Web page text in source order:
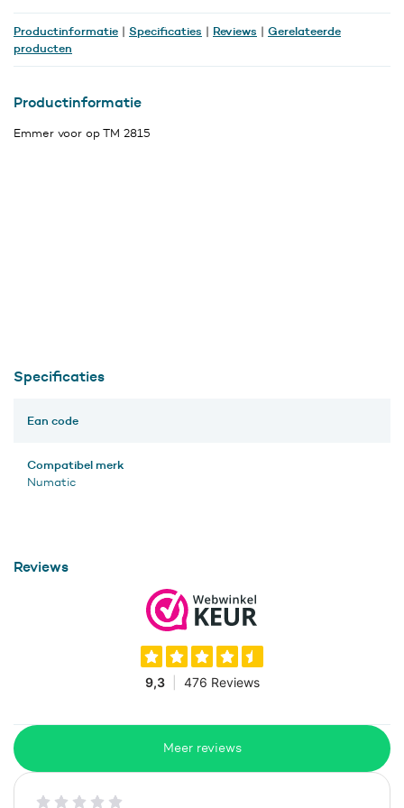
Productinformatie | Specificaties | Reviews | Gerelateerde
producten
Productinformatie
Emmer voor op TM 2815
Specificaties
Ean code
Compatibel merk
Numatic
Reviews
Meer reviews